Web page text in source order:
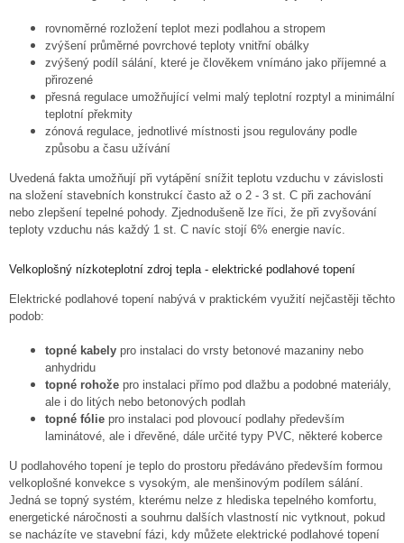
rovnoměrné rozložení teplot mezi podlahou a stropem
zvýšení průměrné povrchové teploty vnitřní obálky
zvýšený podíl sálání, které je člověkem vnímáno jako příjemné a
přirozené
přesná regulace umožňující velmi malý teplotní rozptyl a minimální
teplotní překmity
zónová regulace, jednotlivé místnosti jsou regulovány podle
způsobu a času užívání
Uvedená fakta umožňují při vytápění snížit teplotu vzduchu v závislosti
na složení stavebních konstrukcí často až o 2 - 3 st. C při zachování
nebo zlepšení tepelné pohody. Zjednodušeně lze říci, že při zvyšování
teploty vzduchu nás každý 1 st. C navíc stojí 6% energie navíc.
Velkoplošný nízkoteplotní zdroj tepla - elektrické podlahové topení
Elektrické podlahové topení nabývá v praktickém využití nejčastěji těchto
podob:
topné kabely pro instalaci do vrsty betonové mazaniny nebo
anhydridu
topné rohože pro instalaci přímo pod dlažbu a podobné materiály,
ale i do litých nebo betonových podlah
topné fólie pro instalaci pod plovoucí podlahy především
laminátové, ale i dřevěné, dále určité typy PVC, některé koberce
U podlahového topení je teplo do prostoru předáváno především formou
velkoplošné konvekce s vysokým, ale menšinovým podílem sálání.
Jedná se topný systém, kterému nelze z hlediska tepelného komfortu,
energetické náročnosti a souhrnu dalších vlastností nic vytknout, pokud
se nacházíte ve stavební fázi, kdy můžete elektrické podlahové topení